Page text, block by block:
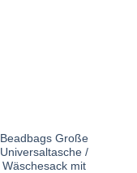
Beadbags Große
Universaltasche /
Wäschesack mit